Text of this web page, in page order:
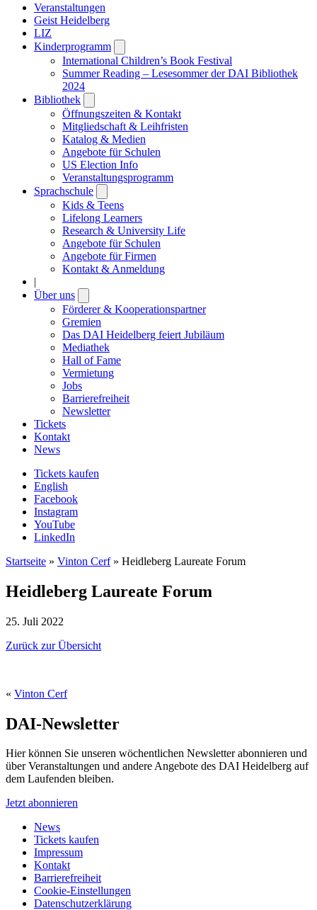
Veranstaltungen
Geist Heidelberg
LIZ
Kinderprogramm
submenu
International Children’s Book Festival
Summer Reading – Lesesommer der DAI Bibliothek
2024
Bibliothek
submenu
Öffnungszeiten & Kontakt
Mitgliedschaft & Leihfristen
Katalog & Medien
Angebote für Schulen
US Election Info
Veranstaltungsprogramm
Sprachschule
submenu
Kids & Teens
Lifelong Learners
Research & University Life
Angebote für Schulen
Angebote für Firmen
Kontakt & Anmeldung
|
Über uns
submenu
Förderer & Kooperationspartner
Gremien
Das DAI Heidelberg feiert Jubiläum
Mediathek
Hall of Fame
Vermietung
Jobs
Barrierefreiheit
Newsletter
Tickets
Kontakt
News
Tickets kaufen
English
Facebook
Instagram
YouTube
LinkedIn
Startseite » Vinton Cerf» Heidleberg Laureate Forum
Heidleberg Laureate Forum
25. Juli 2022
Zurück zur Übersicht
« Vinton Cerf
DAI-Newsletter
Hier können Sie unseren wöchentlichen Newsletter abonnieren und
über Veranstaltungen und andere Angebote des DAI Heidelberg auf
dem Laufenden bleiben.
Jetzt abonnieren
News
Tickets kaufen
Impressum
Kontakt
Barrierefreiheit
Cookie-Einstellungen
Datenschutzerklärung